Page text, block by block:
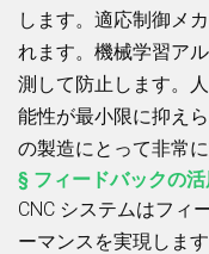
します。適応制御メ
れます。機械学習ア
測して防止します。
能性が最小限に抑え
の製造にとって非常に
§ フィードバックの
CNC システムはフィ
ーマンスを実現しま